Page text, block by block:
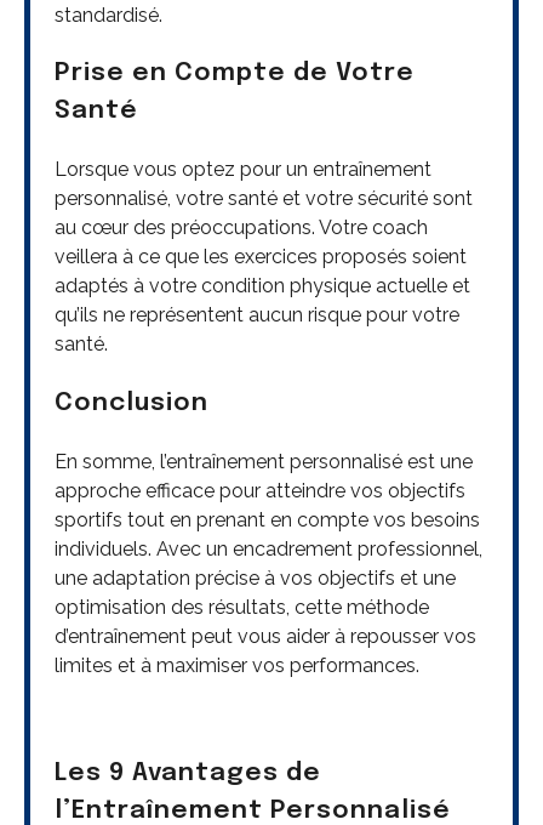
standardisé.
Prise en Compte de Votre
Santé
Lorsque vous optez pour un entraînement
personnalisé, votre santé et votre sécurité sont
au cœur des préoccupations. Votre coach
veillera à ce que les exercices proposés soient
adaptés à votre condition physique actuelle et
qu’ils ne représentent aucun risque pour votre
santé.
Conclusion
En somme, l’entraînement personnalisé est une
approche efficace pour atteindre vos objectifs
sportifs tout en prenant en compte vos besoins
individuels. Avec un encadrement professionnel,
une adaptation précise à vos objectifs et une
optimisation des résultats, cette méthode
d’entraînement peut vous aider à repousser vos
limites et à maximiser vos performances.
Les 9 Avantages de
l’Entraînement Personnalisé